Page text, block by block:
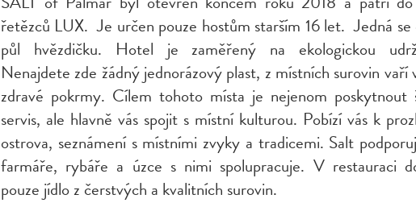
řetězců LUX. Je určen pouze hostům starším 16 let. Jedná
půl hvězdičku. Hotel je zaměřený na ekologickou
Nenajdete zde žádný jednorázový plast, z místních surovin vaří
zdravé pokrmy. Cílem tohoto místa je nejenom poskytnout
servis, ale hlavně vás spojit s místní kulturou. Pobízí vás k
ostrova, seznámení s místními zvyky a tradicemi. Salt
farmáře, rybáře a úzce s nimi spolupracuje. V restauraci
pouze jídlo z čerstvých a kvalitních surovin.